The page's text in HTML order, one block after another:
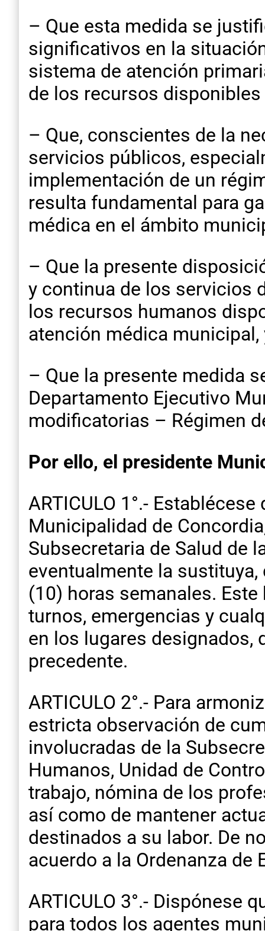
– Que esta medida se
significativos en la
sistema de atención
de los recursos
– Que, conscientes de la
servicios públicos,
implementación de un
resulta fundamental para
médica en el ámbito
– Que la presente
y continua de los servicios
los recursos humanos
atención médica municipal,
– Que la presente medida
Departamento Ejecutivo
modificatorias – Régimen
Por ello, el presidente
ARTICULO 1°.-
Municipalidad de
Subsecretaria de Salud de
eventualmente la
(10) horas semanales.
turnos, emergencias y
en los lugares designados,
precedente.
ARTICULO 2°.- Para
estricta observación de
involucradas de la
Humanos, Unidad de
trabajo, nómina de los
así como de mantener
destinados a su labor. De
acuerdo a la Ordenanza de
ARTICULO 3°.- Dispónese
para todos los agentes